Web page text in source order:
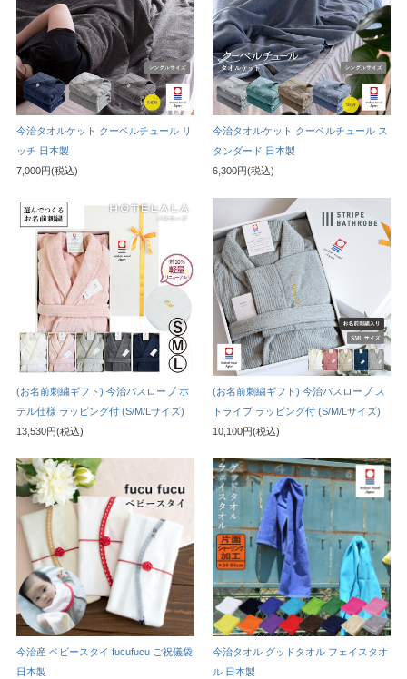
今治タオルケット クーベルチュール リ
ッチ 日本製
7,000円(税込)
今治タオルケット クーベルチュール ス
タンダード 日本製
6,300円(税込)
(お名前刺繍ギフト) 今治バスローブ ホ
テル仕様 ラッピング付 (S/M/Lサイズ)
13,530円(税込)
(お名前刺繍ギフト) 今治バスローブ ス
トライプ ラッピング付 (S/M/Lサイズ)
10,100円(税込)
今治産 ベビースタイ fucufucu ご祝儀袋
日本製
今治タオル グッドタオル フェイスタオ
ル 日本製